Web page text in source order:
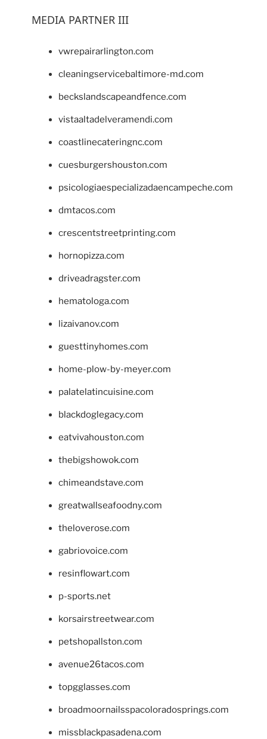
MEDIA PARTNER III
vwrepairarlington.com
cleaningservicebaltimore-md.com
beckslandscapeandfence.com
vistaaltadelveramendi.com
coastlinecateringnc.com
cuesburgershouston.com
psicologiaespecializadaencampeche.com
dmtacos.com
crescentstreetprinting.com
hornopizza.com
driveadragster.com
hematologa.com
lizaivanov.com
guesttinyhomes.com
home-plow-by-meyer.com
palatelatincuisine.com
blackdoglegacy.com
eatvivahouston.com
thebigshowok.com
chimeandstave.com
greatwallseafoodny.com
theloverose.com
gabriovoice.com
resinflowart.com
p-sports.net
korsairstreetwear.com
petshopallston.com
avenue26tacos.com
topgglasses.com
broadmoornailsspacoloradosprings.com
missblackpasadena.com